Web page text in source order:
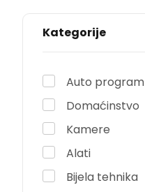
Kategorije
Auto program
Domaćinstvo
Kamere
Alati
Bijela tehnika